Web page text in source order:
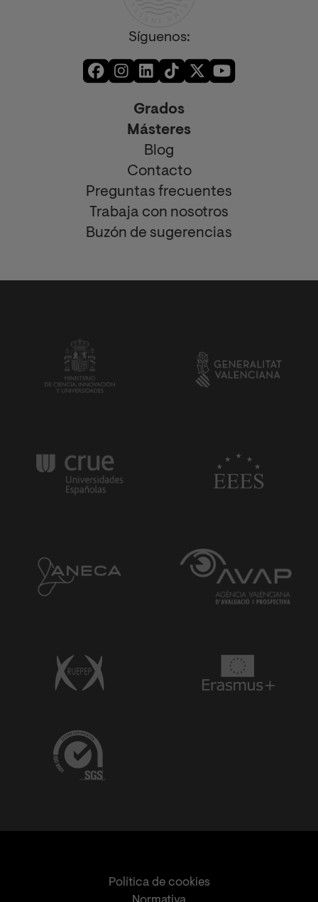
Síguenos:
Grados
Másteres
Blog
Contacto
Preguntas frecuentes
Trabaja con nosotros
Buzón de sugerencias
Política de cookies